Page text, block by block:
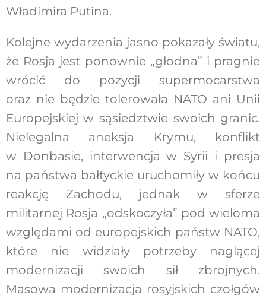
Władimira Putina.
Kolejne wydarzenia jasno pokazały światu,
że Rosja jest ponownie „głodna” i pragnie
wrócić do pozycji supermocarstwa
oraz nie będzie tolerowała NATO ani Unii
Europejskiej w sąsiedztwie swoich granic.
Nielegalna aneksja Krymu, konflikt
w Donbasie, interwencja w Syrii i presja
na państwa bałtyckie uruchomiły w końcu
reakcję Zachodu, jednak w sferze
militarnej Rosja „odskoczyła” pod wieloma
względami od europejskich państw NATO,
które nie widziały potrzeby naglącej
modernizacji swoich sił zbrojnych.
Masowa modernizacja rosyjskich czołgów